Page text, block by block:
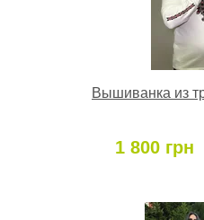
Вышиванка из
1 800 грн